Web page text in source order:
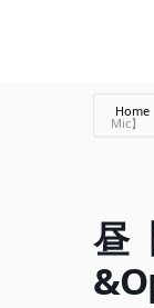
Home
Mic】
昼